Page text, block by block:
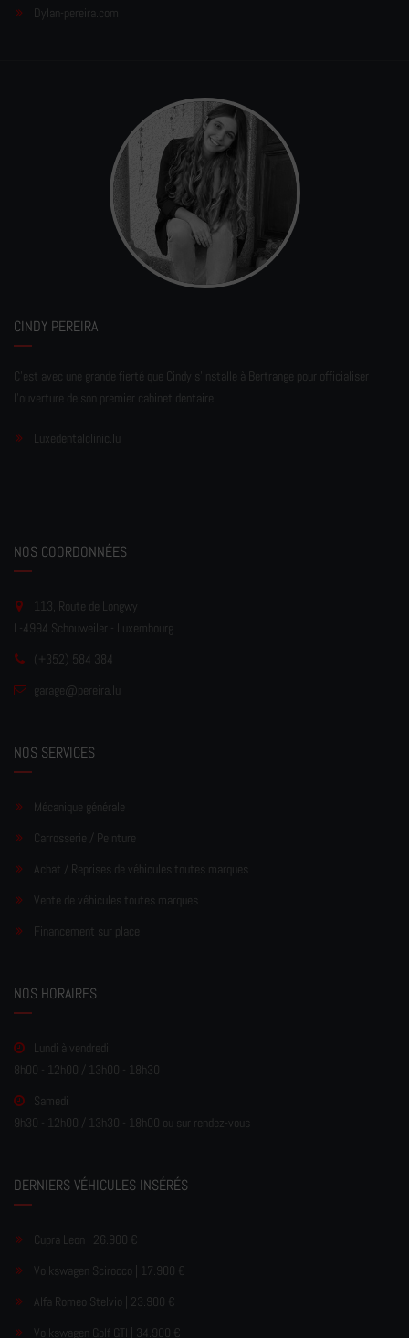
Dylan-pereira.com
CINDY PEREIRA
C'est avec une grande fierté que Cindy s'installe à Bertrange pour officialiser
l'ouverture de son premier cabinet dentaire.
Luxedentalclinic.lu
NOS COORDONNÉES
113, Route de Longwy
L-4994 Schouweiler - Luxembourg
(+352) 584 384
garage@pereira.lu
NOS SERVICES
Mécanique générale
Carrosserie / Peinture
Achat / Reprises de véhicules toutes marques
Vente de véhicules toutes marques
Financement sur place
NOS HORAIRES
Lundi à vendredi
8h00 - 12h00 / 13h00 - 18h30
Samedi
9h30 - 12h00 / 13h30 - 18h00 ou sur rendez-vous
DERNIERS VÉHICULES INSÉRÉS
Cupra Leon | 26.900 €
Volkswagen Scirocco | 17.900 €
Alfa Romeo Stelvio | 23.900 €
Volkswagen Golf GTI | 34.900 €